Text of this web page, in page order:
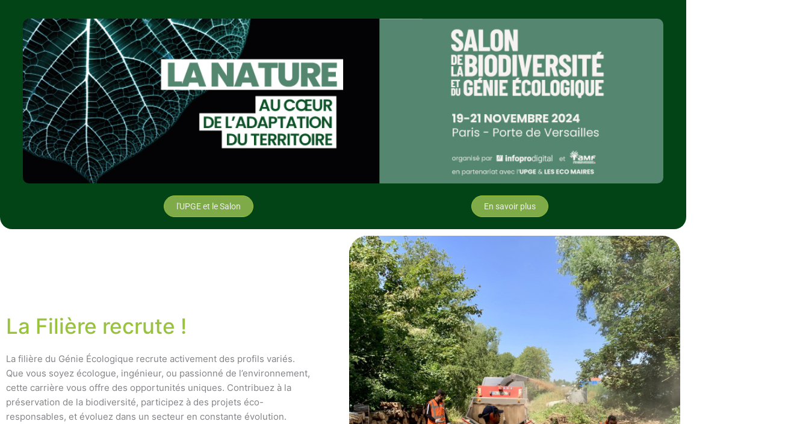
l'UPGE et le Salon En savoir plus
La Filière recrute !
La filière du Génie Écologique recrute activement des profils variés.
Que vous soyez écologue, ingénieur, ou passionné de l’environnement,
cette carrière vous offre des opportunités uniques. Contribuez à la
préservation de la biodiversité, participez à des projets éco-
responsables, et évoluez dans un secteur en constante évolution.